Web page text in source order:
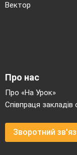
Географічна
(один
число і
перемагає
Якщо ви
отримаєте
1. Знайдіть
2. до цієї
Вектор
Про нас
Про «На Урок»
Співпраця закладів
Зворотний